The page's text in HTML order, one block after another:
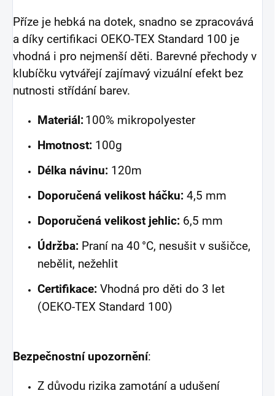
Příze je hebká na dotek, snadno se zpracovává
a díky certifikaci OEKO-TEX Standard 100 je
vhodná i pro nejmenší děti. Barevné přechody v
klubíčku vytvářejí zajímavý vizuální efekt bez
nutnosti střídání barev.
Materiál:100% mikropolyester
Hmotnost: 100g
Délka návinu: 120m
Doporučená velikost háčku: 4,5 mm
Doporučená velikost jehlic: 6,5 mm
Údržba: Praní na 40 °C, nesušit v sušičce,
nebělit, nežehlit
Certifikace: Vhodná pro děti do 3 let
(OEKO-TEX Standard 100)
Bezpečnostní upozornění:
Z důvodu rizika zamotání a udušení